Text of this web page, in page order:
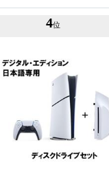
4位